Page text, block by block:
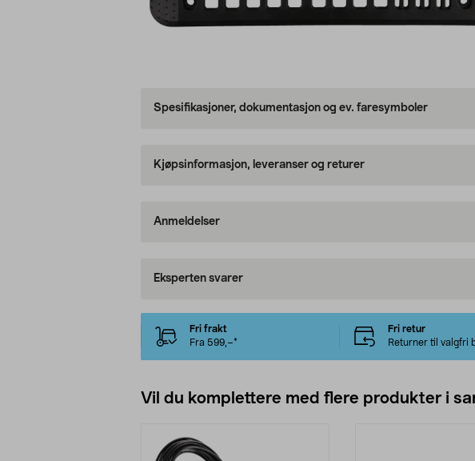
Spesifikasjoner, dokumentasjon og ev. faresymboler
Kjøpsinformasjon, leveranser og returer
Anmeldelser
Eksperten svarer
Fri frakt
Fra 599,–*
Fri retur
Returner til valgfri
Vil du komplettere med flere produkter i